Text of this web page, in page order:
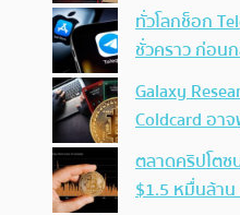
ทั่วโลกช็อก
ชั่วคราว ก่อน
Galaxy
Coldcard อา
ตลาดคริปโตซ
$1.5 หมื่นล้า